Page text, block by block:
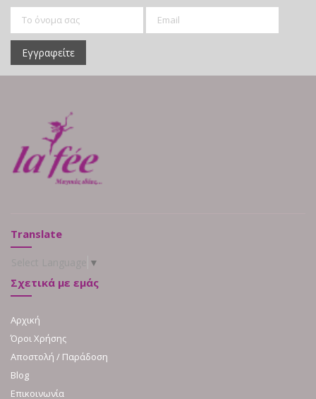
Εγγραφείτε
Translate
▼
Σχετικά με εμάς
Αρχική
Όροι Χρήσης
Αποστολή / Παράδοση
Blog
Επικοινωνία